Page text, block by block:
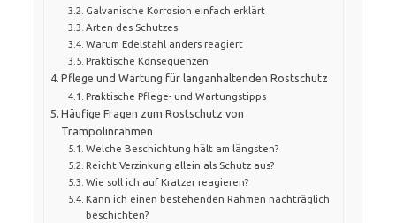
Galvanische Korrosion einfach erklärt
Arten des Schutzes
Warum Edelstahl anders reagiert
Praktische Konsequenzen
Pflege und Wartung für langanhaltenden Rostschutz
Praktische Pflege- und Wartungstipps
Häufige Fragen zum Rostschutz von
Trampolinrahmen
Welche Beschichtung hält am längsten?
Reicht Verzinkung allein als Schutz aus?
Wie soll ich auf Kratzer reagieren?
Kann ich einen bestehenden Rahmen nachträglich
beschichten?